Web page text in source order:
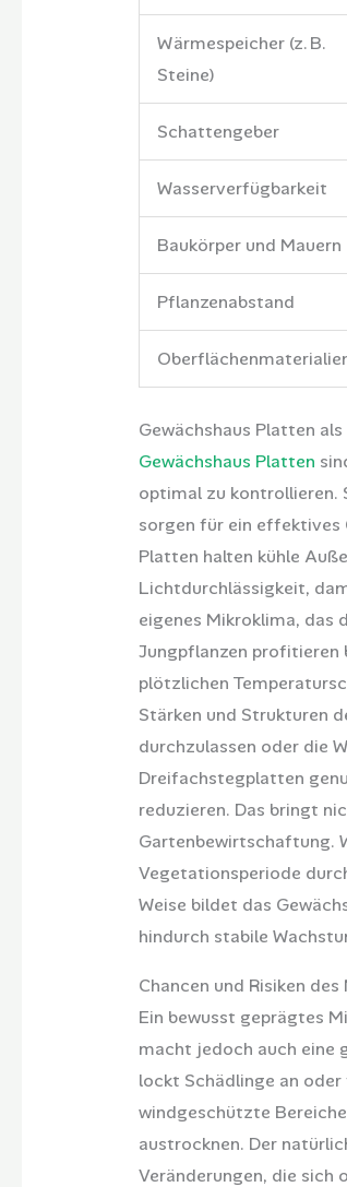
Wärmespeicher (z. B.
Steine)
Schattengeber
Wasserverfügbarkeit
Baukörper und Mauern
Pflanzenabstand
Gewächshaus Platten
Gewächshaus Platten
optimal zu kontrollieren.
sorgen für ein effektives
Platten halten kühle
Lichtdurchlässigkeit,
eigenes Mikroklima, das
Jungpflanzen profitieren
plötzlichen
Stärken und Strukturen
durchzulassen oder die
Dreifachstegplatten
reduzieren. Das bringt
Gartenbewirtschaftung.
Vegetationsperiode
Weise bildet das
hindurch stabile
Chancen und Risiken
Ein bewusst geprägtes
macht jedoch auch eine
lockt Schädlinge an
windgeschützte
austrocknen. Der
Veränderungen, die sich